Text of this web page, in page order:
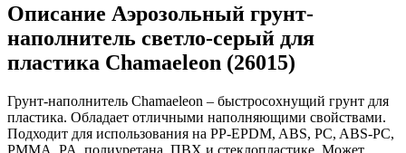
Описание Аэрозольный грунт-
наполнитель светло-серый для
пластика Chamaeleon (26015)
Грунт-наполнитель Chamaeleon – быстросохнущий грунт для
пластика. Обладает отличными наполняющими свойствами.
Подходит для использования на PP-EPDM, ABS, PC, ABS-PC,
PMMA, PA, полиуретана, ПВХ и стеклопластике. Может